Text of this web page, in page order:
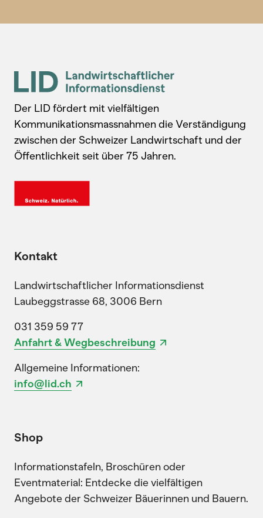
Der LID fördert mit vielfältigen
Kommunikationsmassnahmen die Verständigung
zwischen der Schweizer Landwirtschaft und der
Öffentlichkeit seit über 75 Jahren.
Kontakt
Landwirtschaftlicher Informationsdienst
Laubeggstrasse 68, 3006 Bern
031 359 59 77
Anfahrt & Wegbeschreibung
Allgemeine Informationen:
info@lid.ch
Shop
Informationstafeln, Broschüren oder
Eventmaterial: Entdecke die vielfältigen
Angebote der Schweizer Bäuerinnen und Bauern.